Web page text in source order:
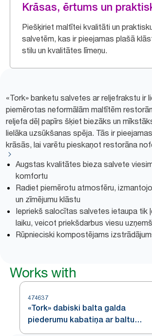
Krāsas, ērtums un
Piešķiriet maltītei kvalitāti un
salvetēm, kas ir pieejamas plašā
stilu un kvalitātes līmeņu.
«Tork» banketu salvetes ar reljefrakstu ir
piemērotas neformālām maltītēm
reljefa dēļ papīrs šķiet biezāks un
lielāka uzsūkšanas spēja. Tās ir
krāsās, lai varētu pieskaņot restorāna
Augstas kvalitātes bieza salvete
komfortu
Radiet piemērotu atmosfēru,
un zīmējumu klāstu
Iepriekš salocītas salvetes ietaupa tik
laiku, veicot priekšdarbus viesu
Rūpnieciski kompostējams
Works with
474637
«Tork» dabiski balta galda
piederumu kabatiņa ar baltu
salveti